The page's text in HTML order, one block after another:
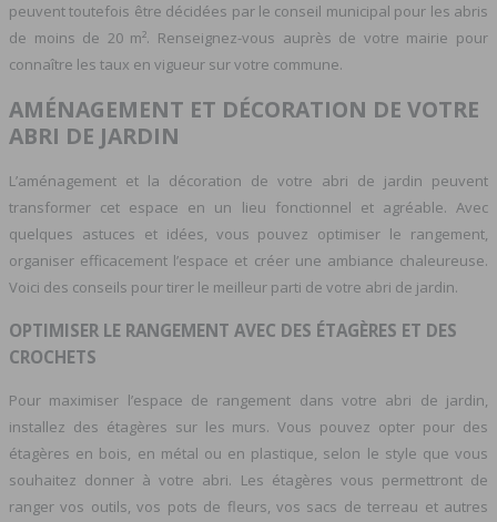
peuvent toutefois être décidées par le conseil municipal pour les abris
de moins de 20 m². Renseignez-vous auprès de votre mairie pour
connaître les taux en vigueur sur votre commune.
AMÉNAGEMENT ET DÉCORATION DE VOTRE
ABRI DE JARDIN
L’aménagement et la décoration de votre abri de jardin peuvent
transformer cet espace en un lieu fonctionnel et agréable. Avec
quelques astuces et idées, vous pouvez optimiser le rangement,
organiser efficacement l’espace et créer une ambiance chaleureuse.
Voici des conseils pour tirer le meilleur parti de votre abri de jardin.
OPTIMISER LE RANGEMENT AVEC DES ÉTAGÈRES ET DES
CROCHETS
Pour maximiser l’espace de rangement dans votre abri de jardin,
installez des étagères sur les murs. Vous pouvez opter pour des
étagères en bois, en métal ou en plastique, selon le style que vous
souhaitez donner à votre abri. Les étagères vous permettront de
ranger vos outils, vos pots de fleurs, vos sacs de terreau et autres